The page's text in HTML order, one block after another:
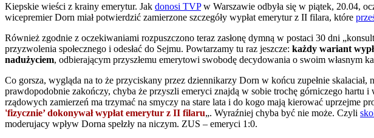
Kiepskie wieści z krainy emerytur. Jak donosi TVPw Warszawie odbyła się w piątek, 20.04,
wicepremier Dorn miał potwierdzić zamierzone szczegóły wypłat emerytur z II filara, które
Również zgodnie z oczekiwaniami rozpuszczono teraz zasłonę dymną w postaci 30 dni
przyzwolenia społecznego i odesłać do Sejmu. Powtarzamy tu raz jeszcze: każdy wariant
nadużyciem, odbierającym przyszłemu emerytowi swobodę decydowania o swoim własnym
Co gorsza, wygląda na to że przyciskany przez dziennikarzy Dorn w końcu zupełnie
prawdopodobnie zakończy, chyba że przyszli emeryci znajdą w sobie trochę górniczego hartu
rządowych zamierzeń ma trzymać na smyczy na stare lata i do kogo mają kierować uprzejme
'fizycznie’ dokonywał wypłat emerytur z II filaru„. Wyraźniej chyba być nie może. Czyli
moderujacy wpływ Dorna spełzły na niczym. ZUS – emeryci 1:0.